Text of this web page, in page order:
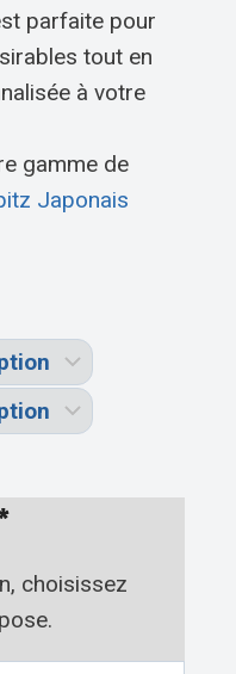
parfaite pour
tout en
à votre
gamme de
Japonais
choisissez